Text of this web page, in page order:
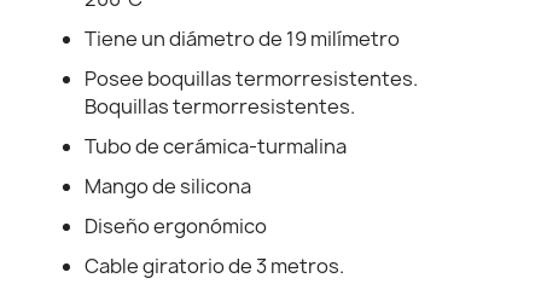
Tiene un diámetro de 19 milímetro
Posee boquillas termorresistentes.
Boquillas termorresistentes.
Tubo de cerámica-turmalina
Mango de silicona
Diseño ergonómico
Cable giratorio de 3 metros.